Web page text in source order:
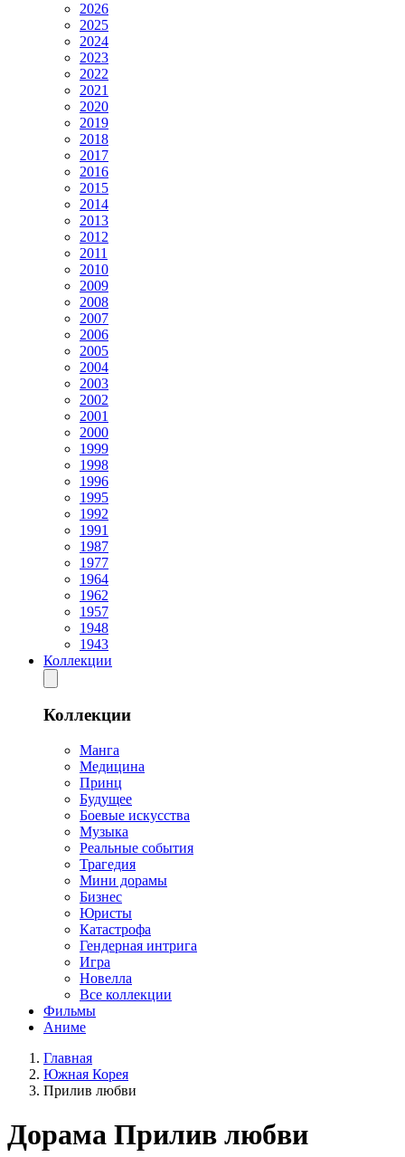
2026
2025
2024
2023
2022
2021
2020
2019
2018
2017
2016
2015
2014
2013
2012
2011
2010
2009
2008
2007
2006
2005
2004
2003
2002
2001
2000
1999
1998
1996
1995
1992
1991
1987
1977
1964
1962
1957
1948
1943
Коллекции
Коллекции
Манга
Медицина
Принц
Будущее
Боевые искусства
Музыка
Реальные события
Трагедия
Мини дорамы
Бизнес
Юристы
Катастрофа
Гендерная интрига
Игра
Новелла
Все коллекции
Фильмы
Аниме
Главная
Южная Корея
Прилив любви
Дорама Прилив любви